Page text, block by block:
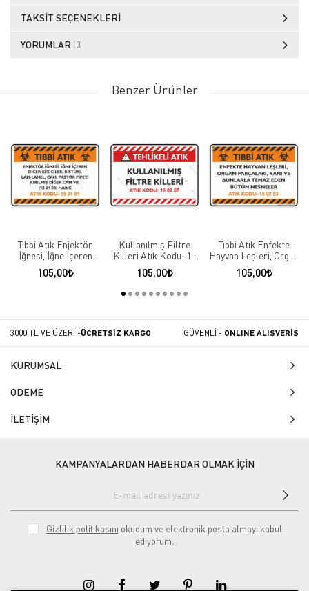
TAKSIT SEÇENEKLERI
YORUMLAR (0)
Benzer Ürünler
Tıbbi Atık Enjektör
İğnesi, İğne İçeren
Diğer Kesiciler,
Bistüri, Lam-Lamel,
105,00
Kullanılmış Filtre
Killeri Atık Kodu: 19
02 07
105,00
Tıbbi Atık Enfekte
Hayvan Leşleri, Organ
Parçaları, Kanı ve
Bunlarla Temas Eden
105,00
3000 TL VE ÜZERİ -ÜCRETSİZ KARGO GÜVENLİ - ONLINE ALIŞVERİŞ
KURUMSAL
ÖDEME
İLETİŞİM
KAMPANYALARDAN HABERDAR OLMAK İÇİN
Gizlilik politikasını okudum ve elektronik posta almayı kabul
ediyorum.